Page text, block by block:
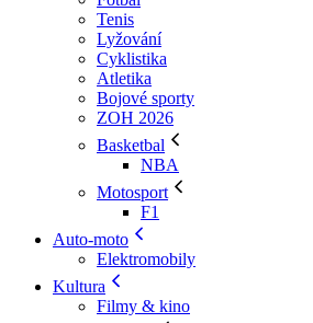
Tenis
Lyžování
Cyklistika
Atletika
Bojové sporty
ZOH 2026
Basketbal
NBA
Motosport
F1
Auto-moto
Elektromobily
Kultura
Filmy & kino